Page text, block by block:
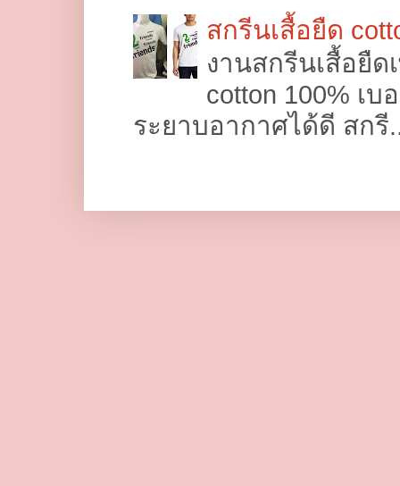
สกรีนเสื้อยืด
งานสกรีนเสื้อยื
cotton 100% เ
ระยาบอากาศได้ดี สกรี